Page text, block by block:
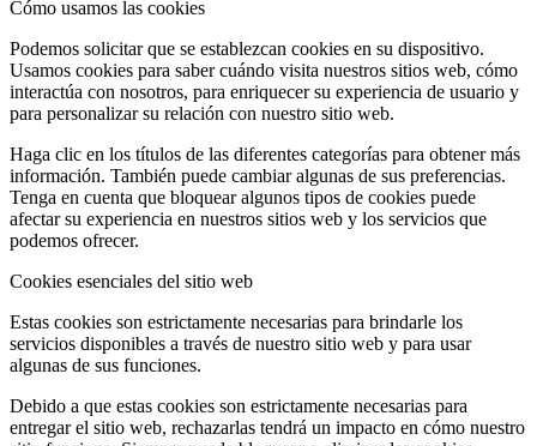
Cómo usamos las cookies
Podemos solicitar que se establezcan cookies en su dispositivo.
Usamos cookies para saber cuándo visita nuestros sitios web, cómo
interactúa con nosotros, para enriquecer su experiencia de usuario y
para personalizar su relación con nuestro sitio web.
Haga clic en los títulos de las diferentes categorías para obtener más
información. También puede cambiar algunas de sus preferencias.
Tenga en cuenta que bloquear algunos tipos de cookies puede
afectar su experiencia en nuestros sitios web y los servicios que
podemos ofrecer.
Cookies esenciales del sitio web
Estas cookies son estrictamente necesarias para brindarle los
servicios disponibles a través de nuestro sitio web y para usar
algunas de sus funciones.
Debido a que estas cookies son estrictamente necesarias para
entregar el sitio web, rechazarlas tendrá un impacto en cómo nuestro